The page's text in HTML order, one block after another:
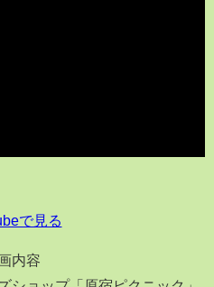
で見る
内容